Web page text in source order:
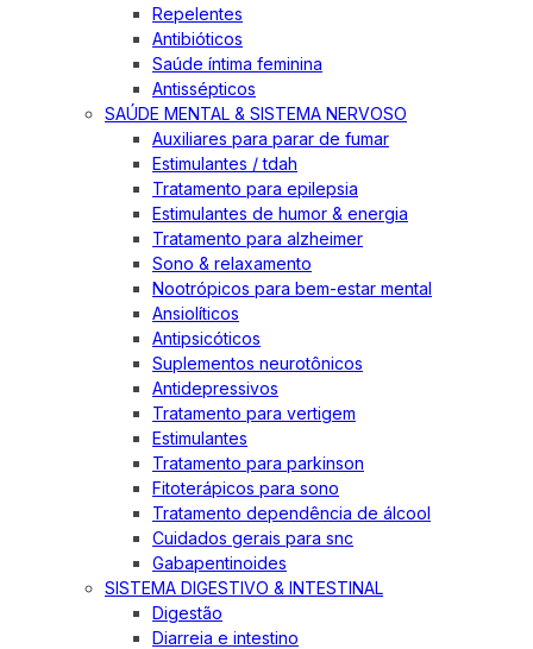
Repelentes
Antibióticos
Saúde íntima feminina
Antissépticos
SAÚDE MENTAL & SISTEMA NERVOSO
Auxiliares para parar de fumar
Estimulantes / tdah
Tratamento para epilepsia
Estimulantes de humor & energia
Tratamento para alzheimer
Sono & relaxamento
Nootrópicos para bem-estar mental
Ansiolíticos
Antipsicóticos
Suplementos neurotônicos
Antidepressivos
Tratamento para vertigem
Estimulantes
Tratamento para parkinson
Fitoterápicos para sono
Tratamento dependência de álcool
Cuidados gerais para snc
Gabapentinoides
SISTEMA DIGESTIVO & INTESTINAL
Digestão
Diarreia e intestino